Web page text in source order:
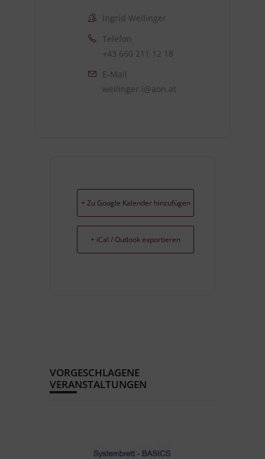
Ingrid Weilinger
Telefon
+43 660 211 12 18
E-Mail
weilinger.i@aon.at
+ Zu Google Kalender hinzufügen
+ iCal / Outlook exportieren
VORGESCHLAGENE
VERANSTALTUNGEN